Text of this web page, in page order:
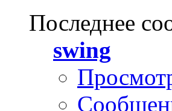
Последнее
swing